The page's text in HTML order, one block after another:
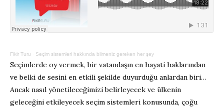
Fikir Turu · Seçim sistemleri hakkında bilmeniz gereken her şey
Seçimlerde oy vermek, bir vatandaşın en hayati haklarından
ve belki de sesini en etkili şekilde duyurduğu anlardan biri…
Ancak nasıl yönetileceğimizi belirleyecek ve ülkenin
geleceğini etkileyecek seçim sistemleri konusunda, çoğu